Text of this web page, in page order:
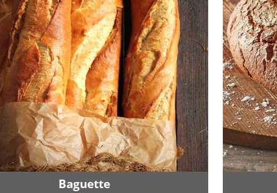
Baguette
Zurück